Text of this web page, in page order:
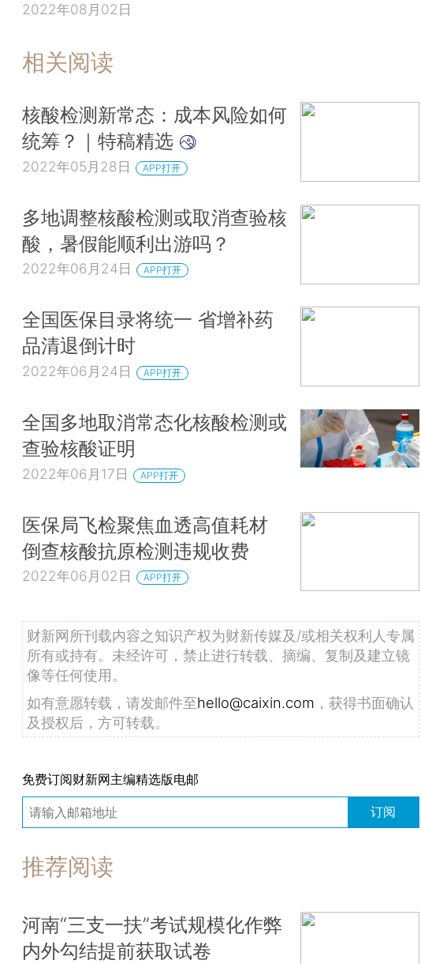
2022年08月02日
相关阅读
核酸检测新常态：成本风险如何
统筹？｜特稿精选
2022年05月28日 APP打开
多地调整核酸检测或取消查验核
酸，暑假能顺利出游吗？
2022年06月24日 APP打开
全国医保目录将统一 省增补药
品清退倒计时
2022年06月24日 APP打开
全国多地取消常态化核酸检测或
查验核酸证明
2022年06月17日 APP打开
医保局飞检聚焦血透高值耗材
倒查核酸抗原检测违规收费
2022年06月02日 APP打开
财新网所刊载内容之知识产权为财新传媒及/或相关权利人专属
所有或持有。未经许可，禁止进行转载、摘编、复制及建立镜
像等任何使用。
如有意愿转载，请发邮件至hello@caixin.com ，获得书面确认
及授权后，方可转载。
免费订阅财新网主编精选版电邮
订阅
推荐阅读
河南“三支一扶”考试规模化作弊
内外勾结提前获取试卷